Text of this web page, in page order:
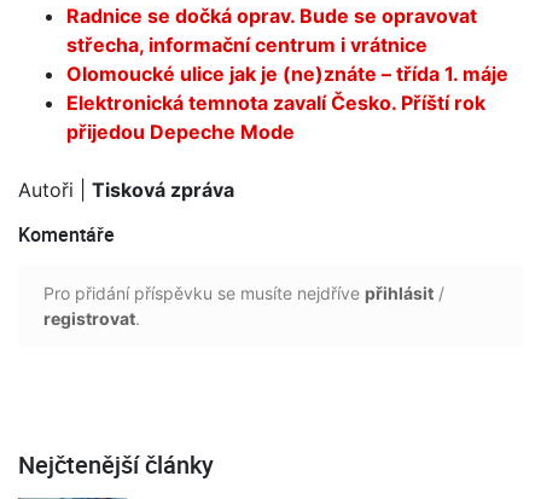
Radnice se dočká oprav. Bude se opravovat
střecha, informační centrum i vrátnice
Olomoucké ulice jak je (ne)znáte – třída 1. máje
Elektronická temnota zavalí Česko. Příští rok
přijedou Depeche Mode
Autoři Tisková zpráva
Komentáře
Pro přidání příspěvku se musíte nejdříve přihlásit /
registrovat.
Nejčtenější články